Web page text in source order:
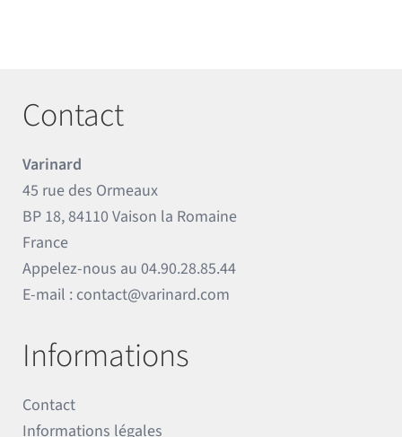
Contact
Varinard
45 rue des Ormeaux
BP 18, 84110 Vaison la Romaine
France
Appelez-nous au04.90.28.85.44
E-mail : contact@varinard.com
Informations
Contact
Informations légales